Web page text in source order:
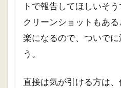
トで報告してほしいそ
クリーンショットもあ
楽になるので、ついで
う。
直接は気が引ける方は